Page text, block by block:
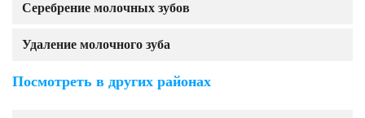
Серебрение молочных зубов
Удаление молочного зуба
Посмотреть в других районах